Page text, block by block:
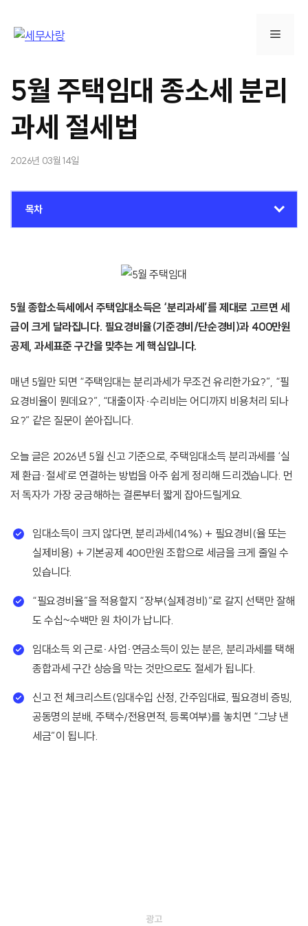
메
뉴
5월 주택임대 종소세 분리
과세 절세법
2026년 03월 14일
목차
5월 종합소득세에서 주택임대소득은 ‘분리과세’를 제대로 고르면 세
금이 크게 달라집니다. 필요경비율(기준경비/단순경비)과 400만원
공제, 과세표준 구간을 맞추는 게 핵심입니다.
매년 5월만 되면 “주택임대는 분리과세가 무조건 유리한가요?”, “필
요경비율이 뭔데요?”, “대출이자·수리비는 어디까지 비용처리 되나
요?” 같은 질문이 쏟아집니다.
오늘 글은 2026년 5월 신고 기준으로, 주택임대소득 분리과세를 ‘실
제 환급·절세’로 연결하는 방법을 아주 쉽게 정리해 드리겠습니다. 먼
저 독자가 가장 궁금해하는 결론부터 짧게 잡아드릴게요.
임대소득이 크지 않다면, 분리과세(14%) + 필요경비(율 또는
실제비용) + 기본공제 400만원 조합으로 세금을 크게 줄일 수
있습니다.
“필요경비율”을 적용할지 “장부(실제경비)”로 갈지 선택만 잘해
도 수십~수백만 원 차이가 납니다.
임대소득 외 근로·사업·연금소득이 있는 분은, 분리과세를 택해
종합과세 구간 상승을 막는 것만으로도 절세가 됩니다.
신고 전 체크리스트(임대수입 산정, 간주임대료, 필요경비 증빙,
공동명의 분배, 주택수/전용면적, 등록여부)를 놓치면 “그냥 낸
세금”이 됩니다.